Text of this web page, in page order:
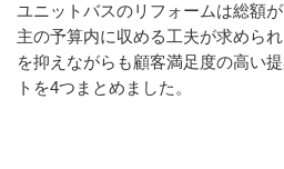
ユニットバスのリフォームは総額
主の予算内に収める工夫が求めら
を抑えながらも顧客満足度の高い
トを4つまとめました。